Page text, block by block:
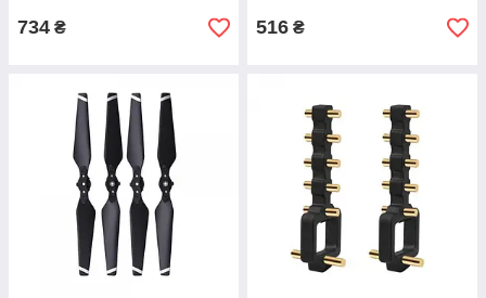
734 ₴ 516 ₴